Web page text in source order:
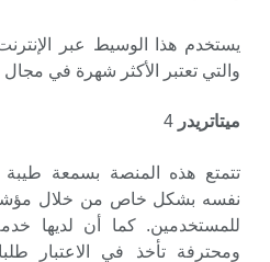
والتي تعتبر الأكثر شهرة في مجال
ميتاتريدر
تتمتع هذه المنصة بسمعة
نفسه بشكل خاص من خلال
للمستخدمين. كما أن لديها
ومحترفة تأخذ في الاعتبار